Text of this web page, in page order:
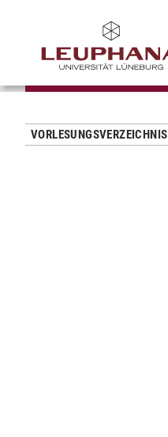
VORLESUNGSVERZEICHNIS